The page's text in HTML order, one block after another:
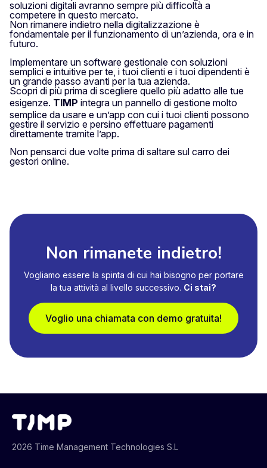
soluzioni digitali avranno sempre più difficoltà a
competere in questo mercato.
Non rimanere indietro nella digitalizzazione è
fondamentale per il funzionamento di un’azienda, ora e in
futuro.
Implementare un software gestionale con soluzioni
semplici e intuitive per te, i tuoi clienti e i tuoi dipendenti è
un grande passo avanti per la tua azienda.
Scopri di più prima di scegliere quello più adatto alle tue
esigenze. TIMP integra un pannello di gestione molto
semplice da usare e un’app con cui i tuoi clienti possono
gestire il servizio e persino effettuare pagamenti
direttamente tramite l’app.
Non pensarci due volte prima di saltare sul carro dei
gestori online.
Non rimanete indietro!
Vogliamo essere la spinta di cui hai bisogno per portare
la tua attività al livello successivo. Ci stai?
Voglio una chiamata con demo gratuita!
2026 Time Management Technologies S.L